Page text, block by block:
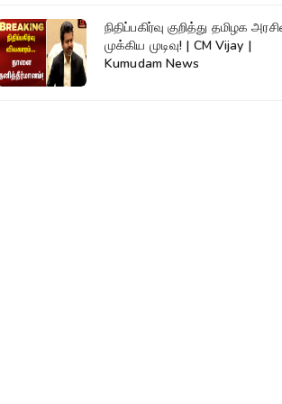
நிதிப்பகிர்வு குறித்து தமிழக
முக்கிய முடிவு! | CM Vijay |
Kumudam News